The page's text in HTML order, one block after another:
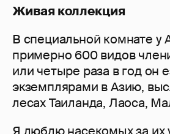
Живая коллекция
В специальной комнате у
примерно 600 видов
или четыре раза в год он
экземплярами в Азию,
лесах Таиланда, Лаоса,